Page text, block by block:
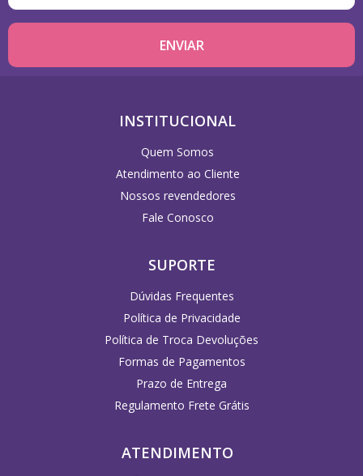
INSTITUCIONAL
Quem Somos
Atendimento ao Cliente
Nossos revendedores
Fale Conosco
SUPORTE
Dúvidas Frequentes
Política de Privacidade
Política de Troca Devoluções
Formas de Pagamentos
Prazo de Entrega
Regulamento Frete Grátis
ATENDIMENTO